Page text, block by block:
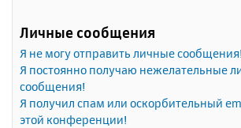
Личные сообщения
Я не могу отправить личные сообщения!
Я постоянно получаю нежелательные
сообщения!
Я получил спам или оскорбительный
этой конференции!